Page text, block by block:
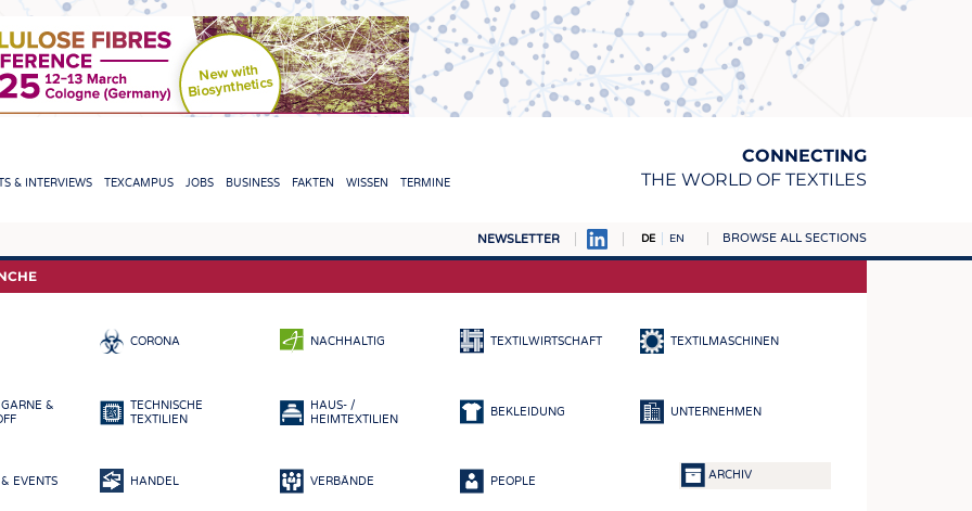
CONNECTING
THE WORLD OF TEXTILES
& INTERVIEWS TEXCAMPUS JOBS BUSINESS FAKTEN WISSEN TERMINE
NEWSLETTER DE EN BROWSE ALL SECTIONS
TEXTILE LEADERSHIP FASERN
GEWEBE
VLIESSTOFFE
CORONA NACHHALTIG TEXTILWIRTSCHAFT TEXTILMASCHINEN
&
TECHNISCHE
TEXTILIEN
HAUS- /
HEIMTEXTILIEN
BEKLEIDUNG UNTERNEHMEN
EVENTS HANDEL VERBÄNDE PEOPLE ARCHIV